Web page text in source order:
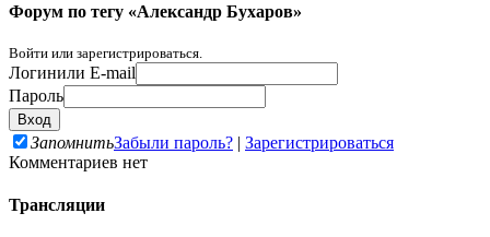
Форум по тегу «Александр Бухаров»
Войти или зарегистрироваться.
Логинили E-mail
Пароль
ЗапомнитьЗабыли пароль? | Зарегистрироваться
Комментариев нет
Трансляции